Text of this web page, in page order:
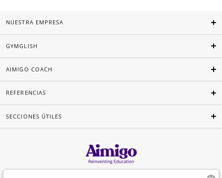
NUESTRA EMPRESA
GYMGLISH
AIMIGO COACH
REFERENCIAS
SECCIONES ÚTILES